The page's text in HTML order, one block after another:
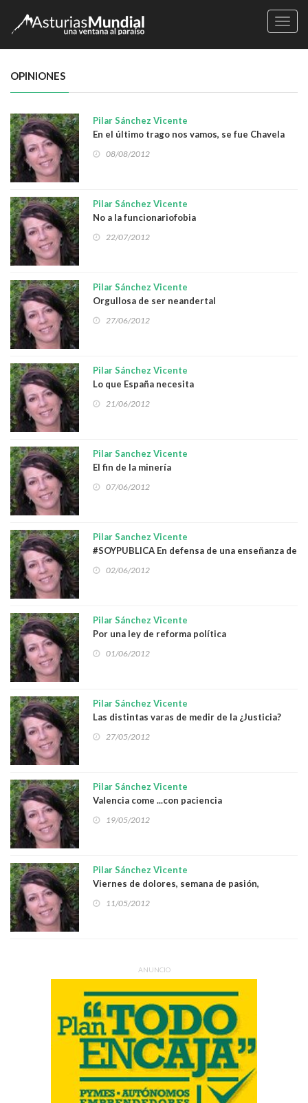
OPINIONES
Pilar Sánchez Vicente
En el último trago nos vamos, se fue Chavela
08/08/2012
Pilar Sánchez Vicente
No a la funcionariofobia
22/07/2012
Pilar Sánchez Vicente
Orgullosa de ser neandertal
27/06/2012
Pilar Sánchez Vicente
Lo que España necesita
21/06/2012
Pilar Sanchez Vicente
El fin de la minería
07/06/2012
Pilar Sanchez Vicente
#SOYPUBLICA En defensa de una enseñanza de
calidad
02/06/2012
Pilar Sánchez Vicente
Por una ley de reforma política
01/06/2012
Pilar Sánchez Vicente
Las distintas varas de medir de la ¿Justicia?
27/05/2012
Pilar Sánchez Vicente
Valencia come ...con paciencia
19/05/2012
Pilar Sánchez Vicente
Viernes de dolores, semana de pasión,
procesión de recortes
11/05/2012
ANUNCIO